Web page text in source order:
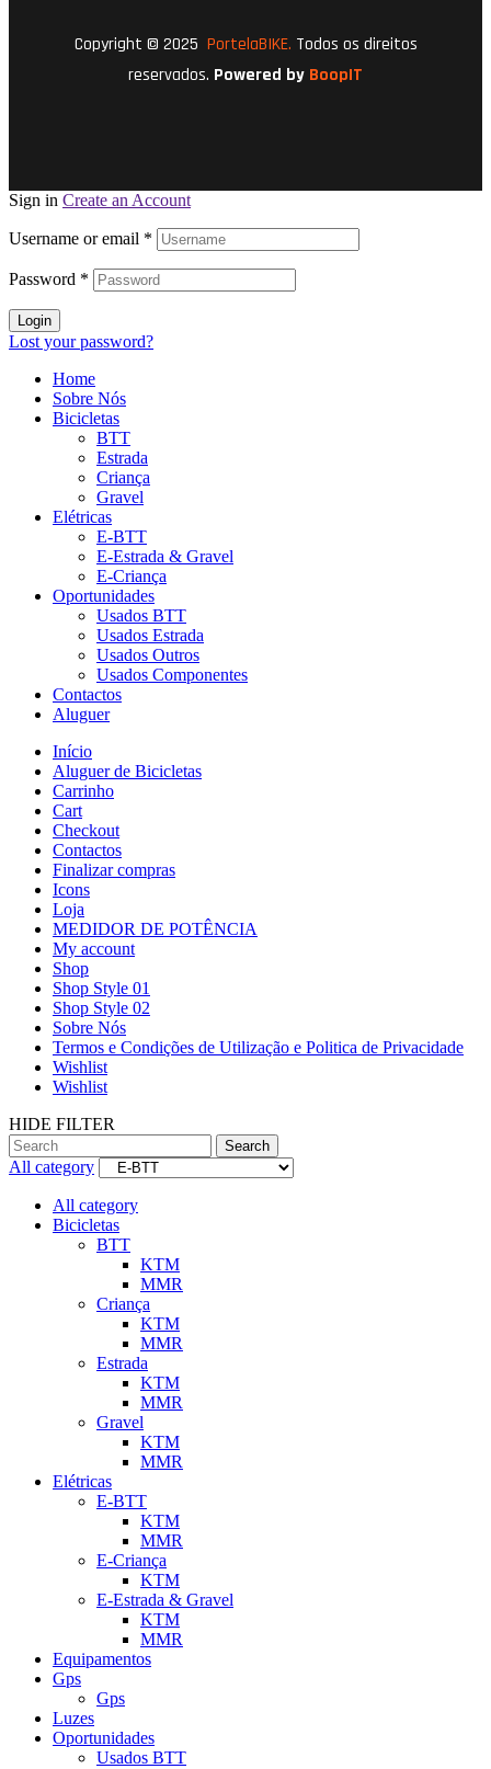
Copyright © 2025 PortelaBIKE. Todos os direitos
reservados. Powered by BoopIT
Sign in Create an Account
Username or email *
Password *
Login
Lost your password?
Home
Sobre Nós
Bicicletas
BTT
Estrada
Criança
Gravel
Elétricas
E-BTT
E-Estrada & Gravel
E-Criança
Oportunidades
Usados BTT
Usados Estrada
Usados Outros
Usados Componentes
Contactos
Aluguer
Início
Aluguer de Bicicletas
Carrinho
Cart
Checkout
Contactos
Finalizar compras
Icons
Loja
MEDIDOR DE POTÊNCIA
My account
Shop
Shop Style 01
Shop Style 02
Sobre Nós
Termos e Condições de Utilização e Politica de Privacidade
Wishlist
Wishlist
HIDE FILTER
Search
All category
All category
Bicicletas
BTT
KTM
MMR
Criança
KTM
MMR
Estrada
KTM
MMR
Gravel
KTM
MMR
Elétricas
E-BTT
KTM
MMR
E-Criança
KTM
E-Estrada & Gravel
KTM
MMR
Equipamentos
Gps
Gps
Luzes
Oportunidades
Usados BTT